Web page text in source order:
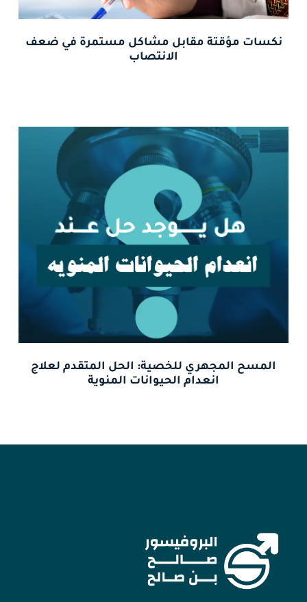
نكسات مؤقتة مقابل مشاكل مستمرة في ضعف
الانتصاب
المسح المجهري للخصية: الحل المتقدم لعلاج
انعدام الحيوانات المنوية